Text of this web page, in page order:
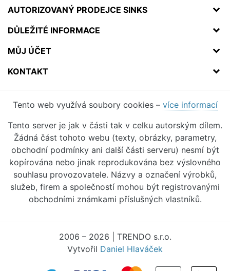
AUTORIZOVANÝ PRODEJCE SINKS
DŮLEŽITÉ INFORMACE
MŮJ ÚČET
KONTAKT
Tento web využívá soubory cookies – více informací
Tento server je jak v části tak v celku autorským dílem.
Žádná část tohoto webu (texty, obrázky, parametry,
obchodní podmínky ani další části serveru) nesmí být
kopírována nebo jinak reprodukována bez výslovného
souhlasu provozovatele. Názvy a označení výrobků,
služeb, firem a společností mohou být registrovanými
obchodními známkami příslušných vlastníků.
2006 – 2026 | TRENDO s.r.o.
Vytvořil Daniel Hlaváček